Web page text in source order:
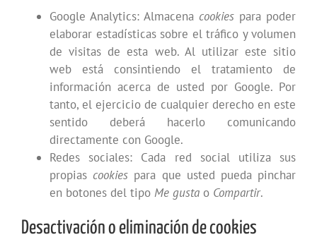
Google Analytics: Almacena cookies para poder
elaborar estadísticas sobre el tráfico y volumen
de visitas de esta web. Al utilizar este sitio
web está consintiendo el tratamiento de
información acerca de usted por Google. Por
tanto, el ejercicio de cualquier derecho en este
sentido deberá hacerlo comunicando
directamente con Google.
Redes sociales: Cada red social utiliza sus
propias cookies para que usted pueda pinchar
en botones del tipo Me gusta o Compartir.
Desactivación o eliminación de cookies